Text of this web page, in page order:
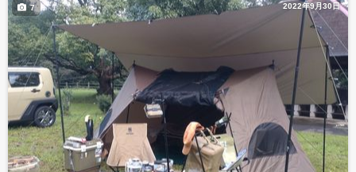
2022年9月30日
7